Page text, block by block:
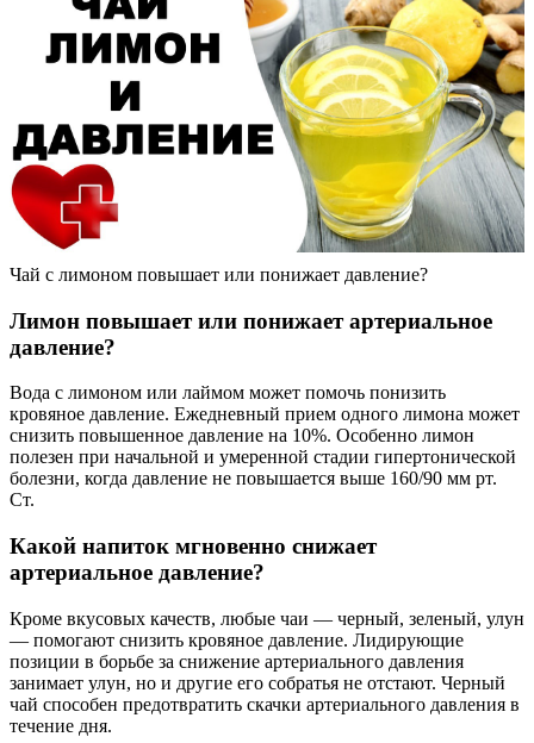
Чай с лимоном повышает или понижает давление?
Лимон повышает или понижает артериальное
давление?
Вода с лимоном или лаймом может помочь понизить
кровяное давление. Ежедневный прием одного лимона может
снизить повышенное давление на 10%. Особенно лимон
полезен при начальной и умеренной стадии гипертонической
болезни, когда давление не повышается выше 160/90 мм рт.
Ст.
Какой напиток мгновенно снижает
артериальное давление?
Кроме вкусовых качеств, любые чаи — черный, зеленый, улун
— помогают снизить кровяное давление. Лидирующие
позиции в борьбе за снижение артериального давления
занимает улун, но и другие его собратья не отстают. Черный
чай способен предотвратить скачки артериального давления в
течение дня.